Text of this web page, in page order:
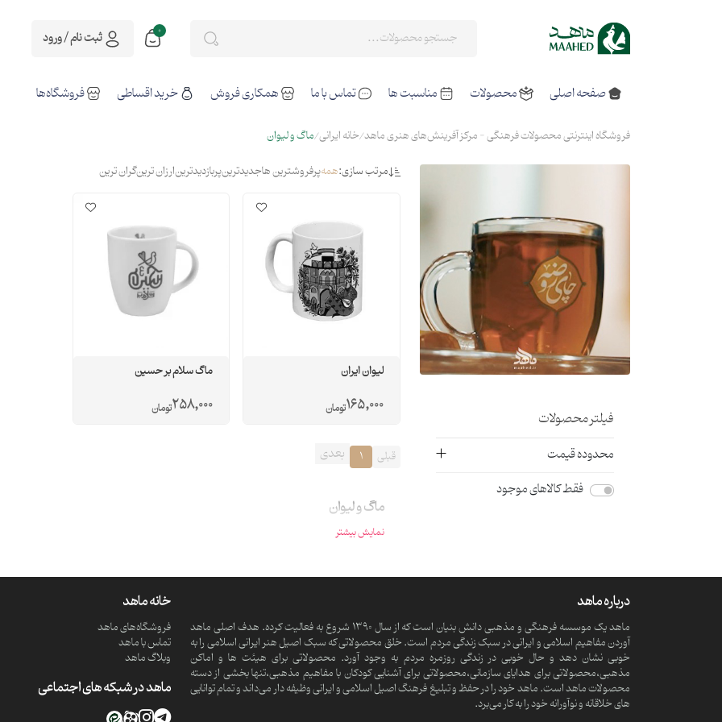
0 ثبت نام / ورود
صفحه اصلی محصولات مناسبت ها تماس با ما همکاری فروش خرید اقساطی فروشگاه‌ها
فروشگاه اینترنتی محصولات فرهنگی - مرکز آفرینش‌های هنری ماهد خانه ایرانی ماگ و لیوان
فیلتر محصولات
محدوده قیمت
فقط کالاهای موجود
مرتب سازی:همهپرفروشترین هاجدیدترینپربازدیدترینارزان ترینگران ترین
لیوان ایران
165,000تومان
ماگ سلام بر حسین
258,000تومان
قبلی 1 بعدی
ماگ و لیوان
نمایش بیشتر
درباره ماهد
ماهد یک موسسه فرهنگی و مذهبی دانش بنیان است که از سال 1390 شروع به فعالیت کرده. هدف اصلی ماهد
آوردن مفاهیم اسلامی و ایرانی در سبک زندگی مردم است. خلق محصولاتی که سبک اصیل هنر ایرانی اسلامی را به
خوبی نشان دهد و حال خوبی در زندگی روزمره مردم به وجود آورد. محصولاتی برای هیئت ها و اماکن
مذهبی،محصولاتی برای هدایای سازمانی،محصولاتی برای آشنایی کودکان با مفاهیم مذهبی،تنها بخشی از دسته
محصولات ماهد است. ماهد خود را در حفظ و تبلیغ فرهنگ اصیل اسلامی و ایرانی وظیفه دار می‌داند و تمام توانایی
های خلاقانه و نوآورانه خود را به کار می‌برد.
خانه ماهد
فروشگاه‌های ماهد
تماس با ماهد
وبلاگ ماهد
ماهد در شبکه های اجتماعی